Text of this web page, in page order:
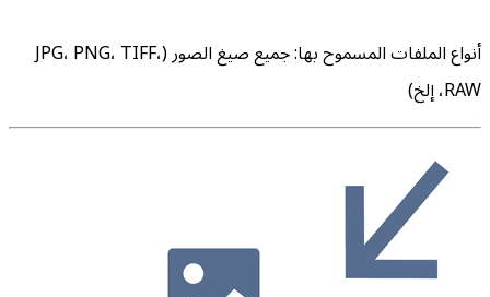
أنواع الملفات المسموح بها:
جميع صيغ الصور (JPG، PNG، TIFF،
RAW، إلخ)